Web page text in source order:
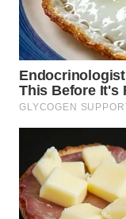
WN
TAPANULI
TENGAH
WN DELI
SERDANG
TEBING
TINGGI